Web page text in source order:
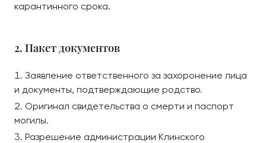
карантинного срока.
2. Пакет документов
Заявление ответственного за захоронение лица
и документы, подтверждающие родство.
Оригинал свидетельства о смерти и паспорт
могилы.
Разрешение администрации Клинского